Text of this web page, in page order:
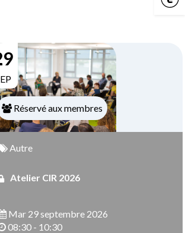
Réservé aux membres
Autre
Atelier CIR 2026
Mar 29 septembre 2026
08:30 - 10:30